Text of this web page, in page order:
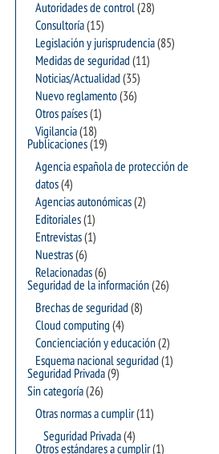
Autoridades de control(28)
Consultoría(15)
Legislación y jurisprudencia(85)
Medidas de seguridad (11)
Noticias/Actualidad (35)
Nuevo reglamento(36)
Otros países(1)
Vigilancia(18)
Publicaciones(19)
Agencia española de protección de
datos(4)
Agencias autonómicas(2)
Editoriales(1)
Entrevistas(1)
Nuestras(6)
Relacionadas(6)
Seguridad de la información(26)
Brechas de seguridad (8)
Cloud computing (4)
Concienciación y educación(2)
Esquema nacional seguridad (1)
Seguridad Privada(9)
Sin categoría(26)
Otras normas a cumplir(11)
Seguridad Privada(4)
Otros estándares a cumplir(1)